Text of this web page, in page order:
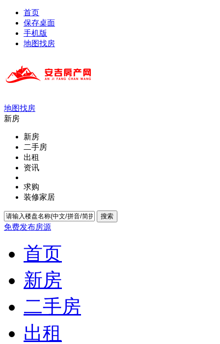
首页
保存桌面
手机版
地图找房
地图找房
新房
新房
二手房
出租
资讯
求购
装修家居
搜索
免费发布房源
首页
新房
二手房
出租